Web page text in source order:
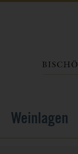
Weinlagen